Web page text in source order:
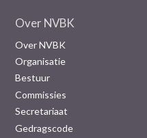
Over NVBK
Over NVBK
Organisatie
Bestuur
Commissies
Secretariaat
Gedragscode